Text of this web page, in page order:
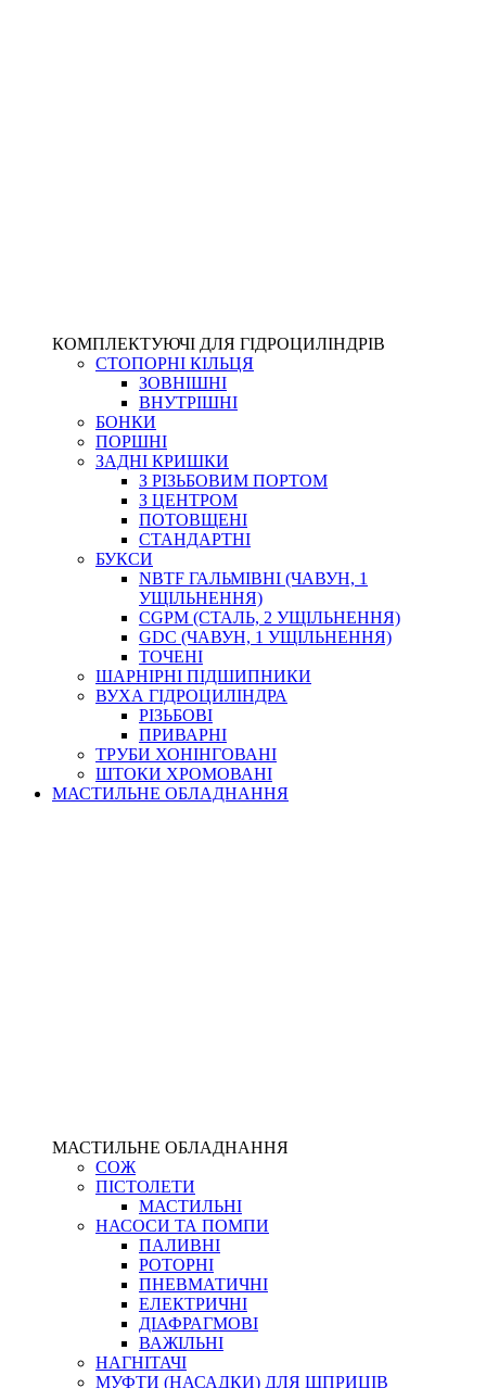
КОМПЛЕКТУЮЧІ ДЛЯ ГІДРОЦИЛІНДРІВ
СТОПОРНІ КІЛЬЦЯ
ЗОВНІШНІ
ВНУТРІШНІ
БОНКИ
ПОРШНІ
ЗАДНІ КРИШКИ
З РІЗЬБОВИМ ПОРТОМ
З ЦЕНТРОМ
ПОТОВЩЕНІ
СТАНДАРТНІ
БУКСИ
NBTF ГАЛЬМІВНІ (ЧАВУН, 1
УЩІЛЬНЕННЯ)
CGPM (СТАЛЬ, 2 УЩІЛЬНЕННЯ)
GDC (ЧАВУН, 1 УЩІЛЬНЕННЯ)
ТОЧЕНІ
ШАРНІРНІ ПІДШИПНИКИ
ВУХА ГІДРОЦИЛІНДРА
РІЗЬБОВІ
ПРИВАРНІ
ТРУБИ ХОНІНГОВАНІ
ШТОКИ ХРОМОВАНІ
МАСТИЛЬНЕ ОБЛАДНАННЯ
МАСТИЛЬНЕ ОБЛАДНАННЯ
СОЖ
ПІСТОЛЕТИ
МАСТИЛЬНІ
НАСОСИ ТА ПОМПИ
ПАЛИВНІ
РОТОРНІ
ПНЕВМАТИЧНІ
ЕЛЕКТРИЧНІ
ДІАФРАГМОВІ
ВАЖІЛЬНІ
НАГНІТАЧІ
МУФТИ (НАСАДКИ) ДЛЯ ШПРИЦІВ